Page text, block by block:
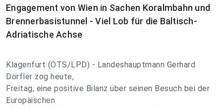
Engagement von Wien in Sachen Koralmbahn und
Brennerbasistunnel - Viel Lob für die Baltisch-
Adriatische Achse
Klagenfurt (OTS/LPD) - Landeshauptmann Gerhard
Dörfler zog heute,
Freitag, eine positive Bilanz über seinen Besuch bei der
Europäischen